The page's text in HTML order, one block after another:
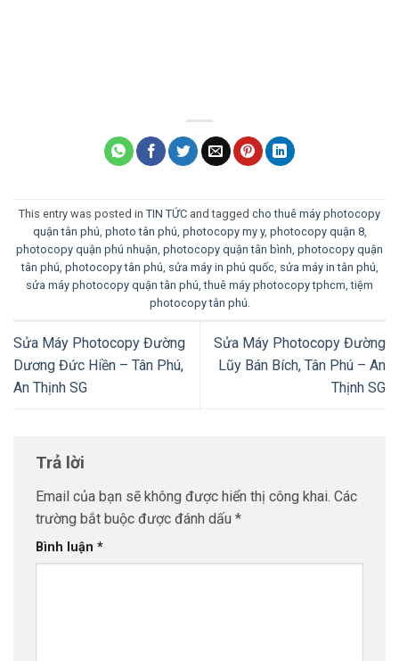
This entry was posted in TIN TỨC and tagged cho thuê máy photocopy
quận tân phú, photo tân phú, photocopy my y, photocopy quận 8,
photocopy quận phú nhuận, photocopy quận tân bình, photocopy quận
tân phú, photocopy tân phú, sửa máy in phú quốc, sửa máy in tân phú,
sửa máy photocopy quận tân phú,thuê máy photocopy tphcm,tiệm
photocopy tân phú.
Sửa Máy Photocopy Đường
Dương Đức Hiền – Tân Phú,
An Thịnh SG
Sửa Máy Photocopy Đường
Lũy Bán Bích, Tân Phú – An
Thịnh SG
Trả lời
Email của bạn sẽ không được hiển thị công khai. Các
trường bắt buộc được đánh dấu *
Bình luận *